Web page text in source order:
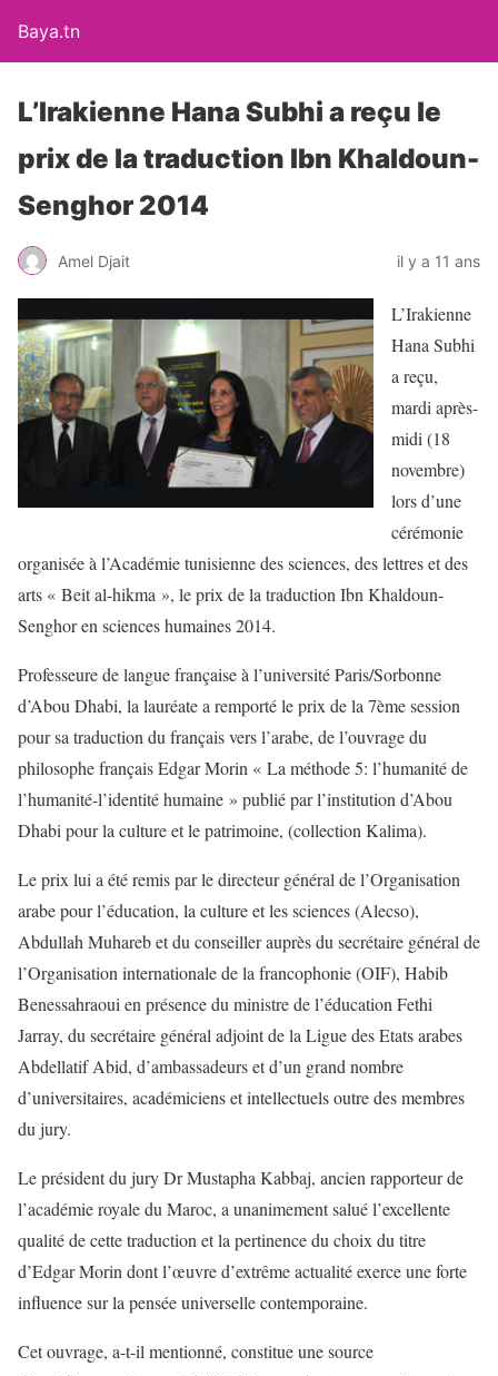
Baya.tn
L’Irakienne Hana Subhi a reçu le
prix de la traduction Ibn Khaldoun-
Senghor 2014
Amel Djait il y a 11 ans
L’Irakienne
Hana Subhi
a reçu,
mardi après-
midi (18
novembre)
lors d’une
cérémonie
organisée à l’Académie tunisienne des sciences, des lettres et des
arts « Beit al-hikma », le prix de la traduction Ibn Khaldoun-
Senghor en sciences humaines 2014.
Professeure de langue française à l’université Paris/Sorbonne
d’Abou Dhabi, la lauréate a remporté le prix de la 7ème session
pour sa traduction du français vers l’arabe, de l’ouvrage du
philosophe français Edgar Morin « La méthode 5: l’humanité de
l’humanité-l’identité humaine » publié par l’institution d’Abou
Dhabi pour la culture et le patrimoine, (collection Kalima).
Le prix lui a été remis par le directeur général de l’Organisation
arabe pour l’éducation, la culture et les sciences (Alecso),
Abdullah Muhareb et du conseiller auprès du secrétaire général de
l’Organisation internationale de la francophonie (OIF), Habib
Benessahraoui en présence du ministre de l’éducation Fethi
Jarray, du secrétaire général adjoint de la Ligue des Etats arabes
Abdellatif Abid, d’ambassadeurs et d’un grand nombre
d’universitaires, académiciens et intellectuels outre des membres
du jury.
Le président du jury Dr Mustapha Kabbaj, ancien rapporteur de
l’académie royale du Maroc, a unanimement salué l’excellente
qualité de cette traduction et la pertinence du choix du titre
d’Edgar Morin dont l’œuvre d’extrême actualité exerce une forte
influence sur la pensée universelle contemporaine.
Cet ouvrage, a-t-il mentionné, constitue une source